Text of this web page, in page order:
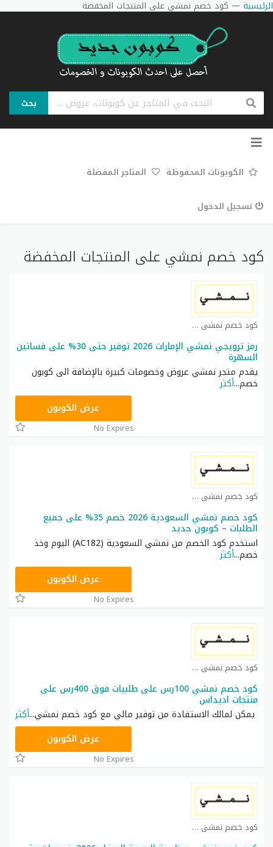
الرئيسية — كود خصم نمشي على المنتجات المخفضة
بحث
تخطي
الكوبونات المحفوظة المتاجر المفضلة
تسجيل الدخول
كود خصم نمشي على المنتجات المخفضة
كود خصم نمشي كوبون
رمز ترويجي نمشي الإمارات 2026 توفير حتى 30% على فساتين
السهرة
يقدم متجر نمشي عروض وخصومات كبيرة بالإضافة الى كوبون
خصم...أكثر
TRSS148عرض الكوبون
No Expires
كود خصم نمشي كوبون
كود خصم نمشي السعودية 2026 خصم 35% على جميع
الطلبات – كوبون جديد
استخدم كود الخصم من نمشي السعودية (AC182) اليوم وخذ
خصم...أكثر
AC182عرض الكوبون
No Expires
كود خصم نمشي كوبون
كود خصم نمشي 100رس على طلبيات فوق 400رس على
منتجات اديداس
يمكن لمالك الاستفادة من توفير مالي مع كود خصم نمشي...أكثر
TRSS147عرض الكوبون
No Expires
كود خصم نمشي كوبون